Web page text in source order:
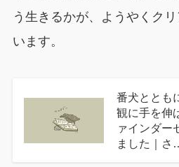
う生きるかが、ようやくク
います。
番犬ととも
観に手を伸
ァインダー
ました｜さ